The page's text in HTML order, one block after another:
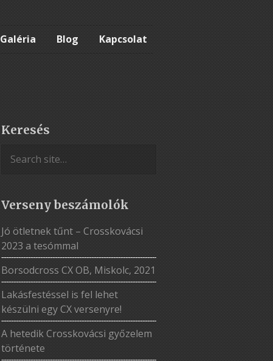
Galéria Blog Kapcsolat
Keresés
Verseny beszámolók
Jó ötletnek tűnt – Crosskovácsi
2023 a tesómmal
Borsodcross CX OB, Miskolc, 2021
Lakásfestéssel is fel lehet
készülni egy CX versenyre!
A hetedik Crosskovácsi győzelem
története